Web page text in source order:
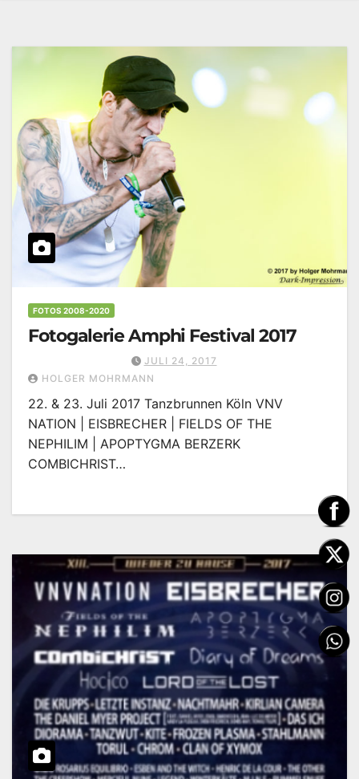
FOTOS 2008-2020
Fotogalerie Amphi Festival 2017
JULI 24, 2017
HOLGER MOHRMANN
22. & 23. Juli 2017 Tanzbrunnen Köln VNV
NATION | EISBRECHER | FIELDS OF THE
NEPHILIM | APOPTYGMA BERZERK
COMBICHRIST…